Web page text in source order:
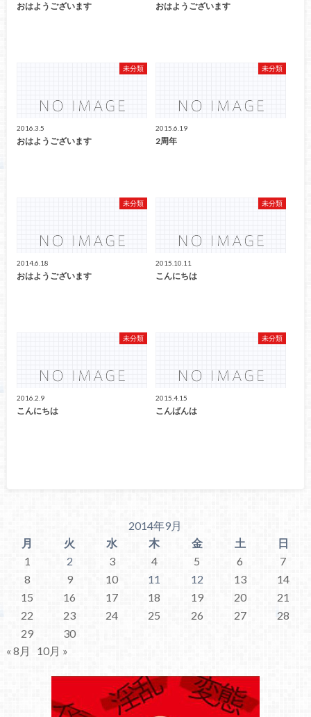
おはようございます おはようございます
未分類
2016.3.5
おはようございます
未分類
2015.6.19
2周年
未分類
2014.6.18
おはようございます
未分類
2015.10.11
こんにちは
未分類
2016.2.9
こんにちは
未分類
2015.4.15
こんばんは
2014年9月
月
火 水 木 金 土
日
1
2 3 4 5 6
7
8
9 10 11 12 13
14
15
16 17 18 19 20
21
22
23 24 25 26 27
28
29
30
« 8月
10月 »